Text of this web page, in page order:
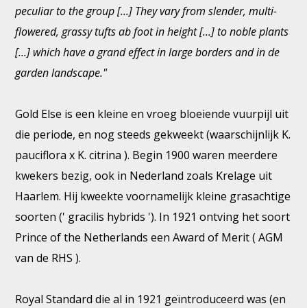
peculiar to the group [...] They vary from slender, multi-
flowered, grassy tufts ab foot in height [...] to noble plants
[...] which have a grand effect in large borders and in de
garden landscape."
Gold Else is een kleine en vroeg bloeiende vuurpijl uit
die periode, en nog steeds gekweekt (waarschijnlijk K.
pauciflora x K. citrina ). Begin 1900 waren meerdere
kwekers bezig, ook in Nederland zoals Krelage uit
Haarlem. Hij kweekte voornamelijk kleine grasachtige
soorten (' gracilis hybrids '). In 1921 ontving het soort
Prince of the Netherlands een Award of Merit ( AGM
van de RHS ).
Royal Standard die al in 1921 geïntroduceerd was (en